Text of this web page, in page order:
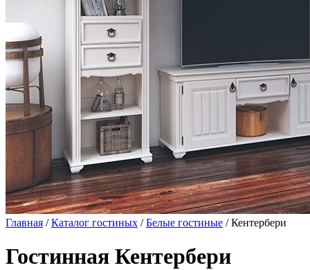
Главная /Каталог гостиных /Белые гостиные / Кентербери
Гостинная Кентербери